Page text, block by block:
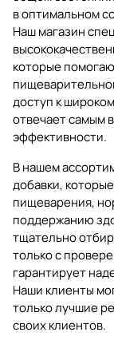
в оптимальном
Наш магазин
которые
доступ к
отвечает самым
эффективности.
В нашем
добавки,
пищеварения,
поддержанию
тщательно
только с
гарантирует
Наши клиенты
только лучшие
своих клиентов.